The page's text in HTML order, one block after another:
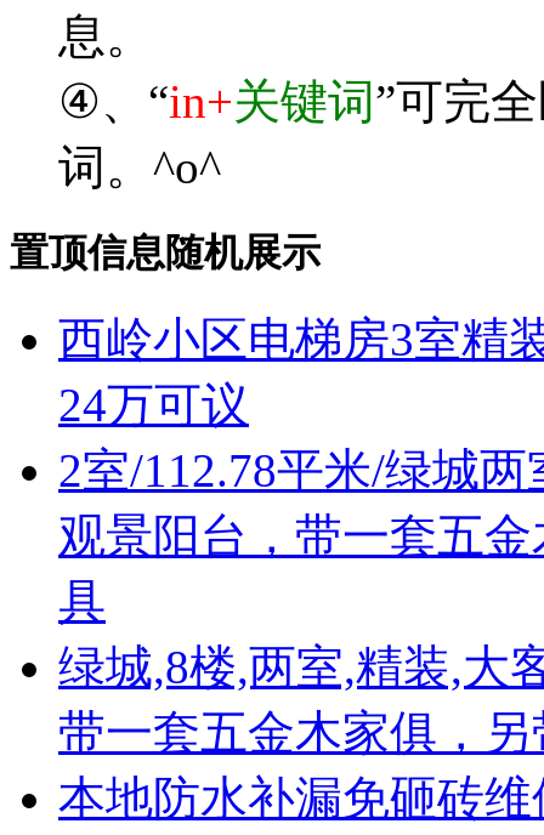
息。
④、“in+关键词”可完
词。^o^
置顶信息随机展示
西岭小区电梯房3室精
24万可议
2室/112.78平米/绿城
观景阳台，带一套五
具
绿城,8楼,两室,精装,大
带一套五金木家俱，
本地防水补漏免砸砖